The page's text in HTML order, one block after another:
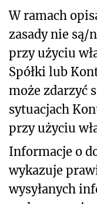
W ramach
zasady nie są/
przy użyciu
Spółki lub
może zdarzyć
sytuacjach
przy użyciu
Informacje o
wykazuje
wysyłanych